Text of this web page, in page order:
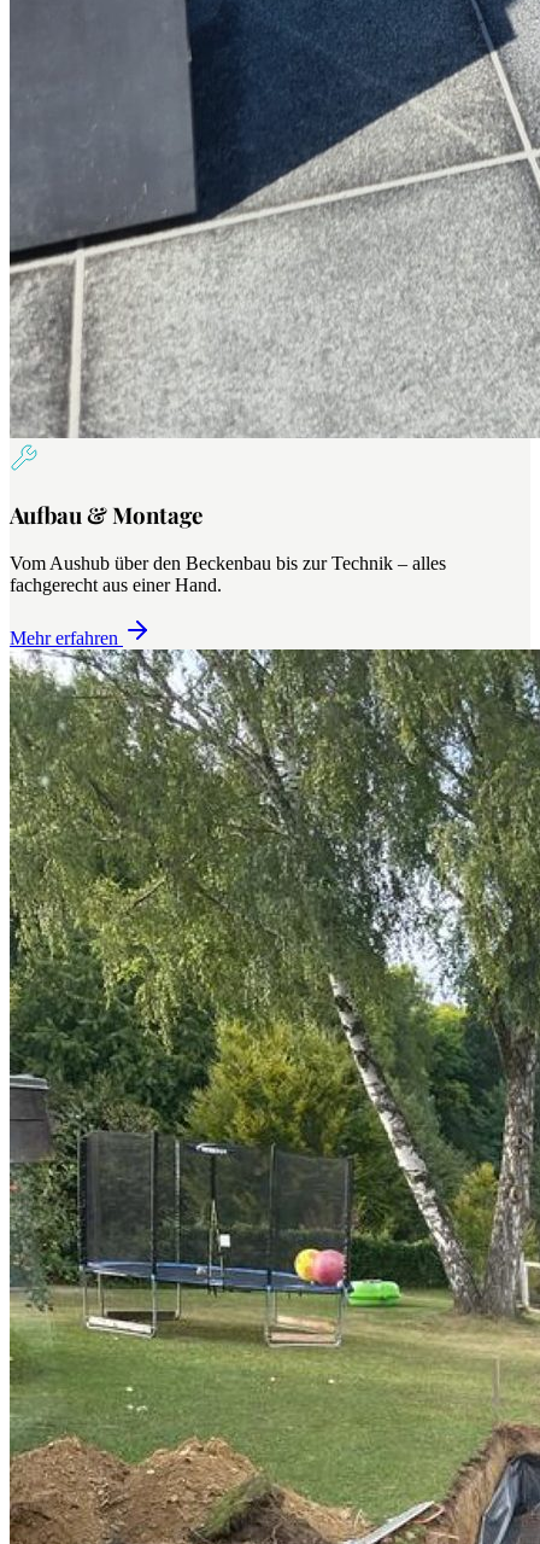
Aufbau & Montage
Vom Aushub über den Beckenbau bis zur Technik – alles
fachgerecht aus einer Hand.
Mehr erfahren